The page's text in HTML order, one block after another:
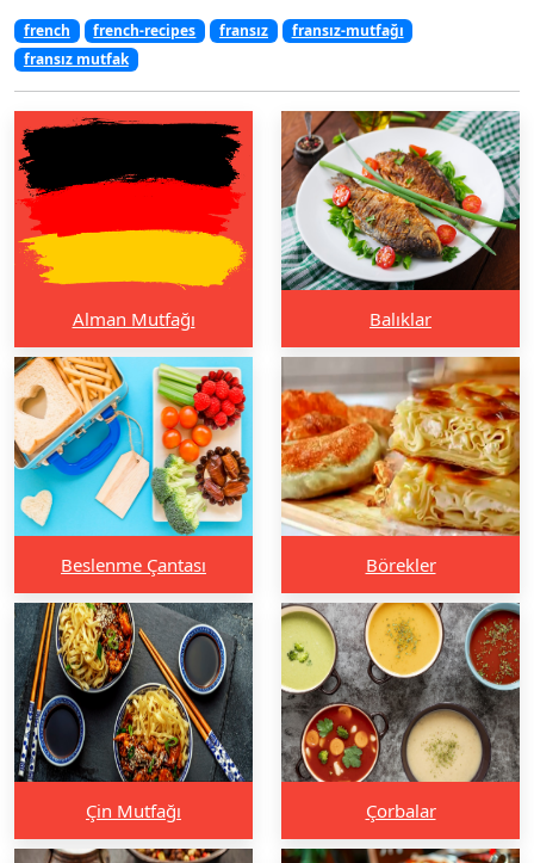
french french-recipes fransız
fransız-mutfağı
fransız mutfak
Alman Mutfağı Balıklar
Beslenme Çantası Börekler
Çin Mutfağı Çorbalar